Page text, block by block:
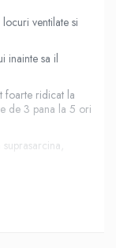
ventilate si
inainte sa il
foarte ridicat la
de 3 pana la 5 ori
aceeasi